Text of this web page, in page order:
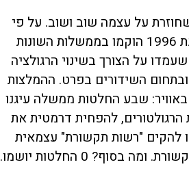
על עצמה שוב ושוב. על פי
מבקר המדינה, מאז שנת 1996 הוקמו בממשלות השונות
על הצורך בשינוי הרגולציה
השידורים בפרט. ההמלצות
שבע החלטות ממשלה עיגנו
להפחית דרמטית את
להקים "רשות תקשורת" עצמאית
0 החלטות יושמו.